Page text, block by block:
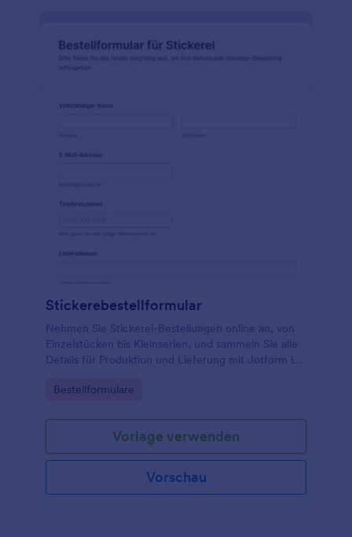
Stickerebestellformular
Nehmen Sie Stickerei-Bestellungen online an, von
Einzelstücken bis Kleinserien, und sammeln Sie alle
Details für Produktion und Lieferung mit Jotform im
Go to Category:
Bestellformulare
Vorlage verwenden
Vorschau